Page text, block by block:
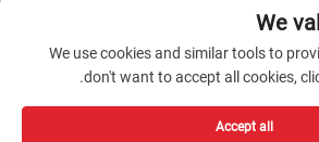
حقوق الت COPYRIGHT © 2026 شنتشن i-Like للصناعات الكيميائية الدقيقة
We
We use cookies and similar tools to
don't want to accept all cookies,
Accept all